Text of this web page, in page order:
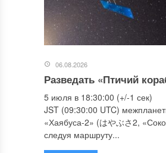
06.08.2026
Разведать «Птичий
5 июля в 18:30:00 (+/-1 сек)
JST (09:30:00 UTC)
«Хаябуса-2» (はやぶさ2,
следуя маршруту...